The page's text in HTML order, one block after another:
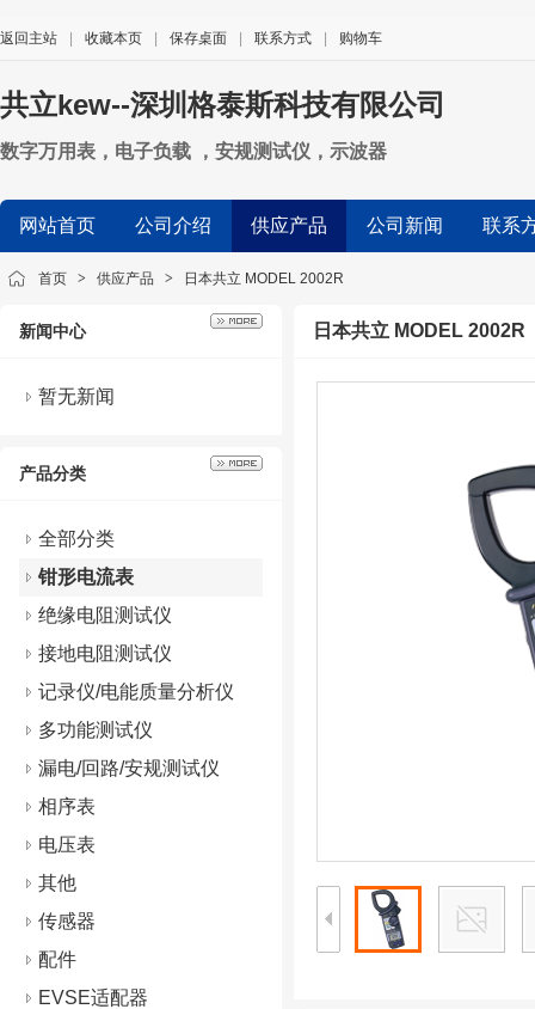
返回主站 收藏本页 保存桌面 联系方式 购物车
共立kew--深圳格泰斯科技有限公司
数字万用表，电子负载 ，安规测试仪，示波器
网站首页 公司介绍 供应产品 公司新闻 联系
首页 > 供应产品 > 日本共立 MODEL 2002R
新闻中心
暂无新闻
产品分类
全部分类
钳形电流表
绝缘电阻测试仪
接地电阻测试仪
记录仪/电能质量分析仪
多功能测试仪
漏电/回路/安规测试仪
相序表
电压表
其他
传感器
配件
EVSE适配器
日本共立 MODEL 2002R